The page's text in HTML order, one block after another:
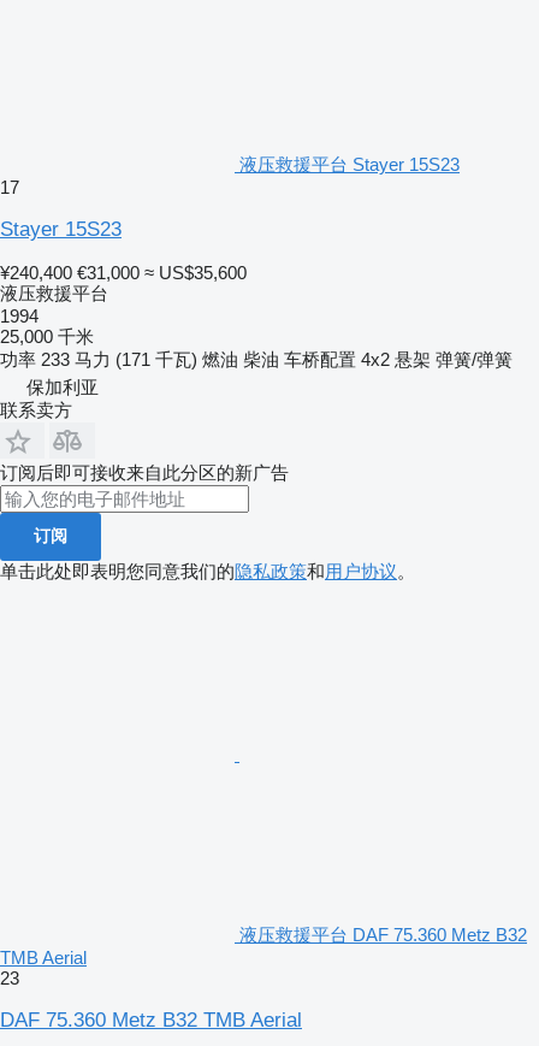
液压救援平台 Stayer 15S23
17
Stayer 15S23
¥240,400 €31,000 ≈ US$35,600
液压救援平台
1994
25,000 千米
功率 233 马力 (171 千瓦) 燃油 柴油 车桥配置 4x2 悬架 弹簧/弹簧
保加利亚
联系卖方
订阅后即可接收来自此分区的新广告
订阅
单击此处即表明您同意我们的隐私政策和用户协议。
液压救援平台 DAF 75.360 Metz B32
TMB Aerial
23
DAF 75.360 Metz B32 TMB Aerial